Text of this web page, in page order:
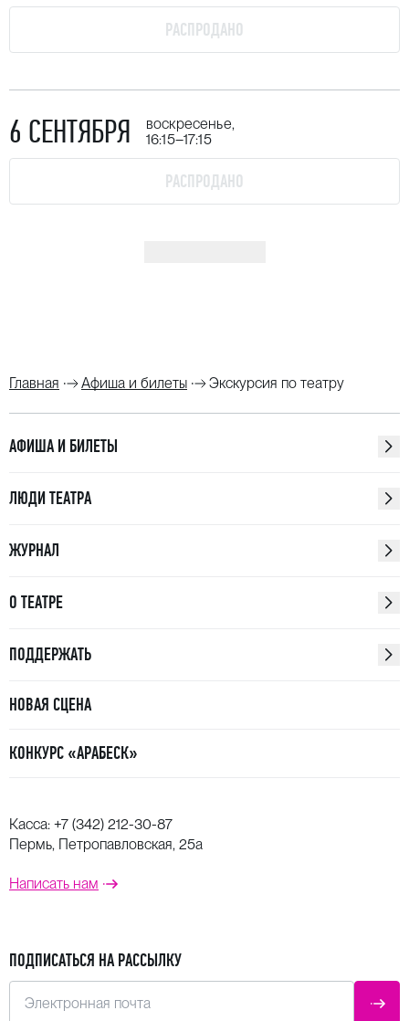
РАСПРОДАНО
6 СЕНТЯБРЯ
воскресенье,
16:15–17:15
РАСПРОДАНО
Главная Афиша и билеты Экскурсия по театру
АФИША И БИЛЕТЫ
ЛЮДИ ТЕАТРА
ЖУРНАЛ
О ТЕАТРЕ
ПОДДЕРЖАТЬ
НОВАЯ СЦЕНА
КОНКУРС «АРАБЕСК»
Касса: +7 (342) 212-30-87
Пермь, Петропавловская, 25а
Написать нам
ПОДПИСАТЬСЯ НА РАССЫЛКУ
Электронная почта